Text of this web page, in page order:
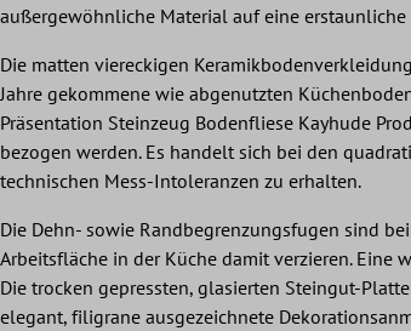
außergewöhnliche Material auf eine
Die matten viereckigen
Jahre gekommene wie abgenutzten
Präsentation Steinzeug Bodenfliese Kayhude
bezogen werden. Es handelt sich bei den
technischen Mess-Intoleranzen zu erhalten.
Die Dehn- sowie Randbegrenzungsfugen sind
Arbeitsfläche in der Küche damit verzieren. Eine
Die trocken gepressten, glasierten Steingut-
elegant, filigrane ausgezeichnete